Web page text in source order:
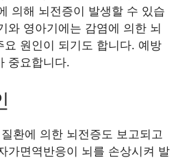
의해 뇌전증이 발생할 수 있습
와 영아기에는 감염에 의한 뇌
요 원인이 되기도 합니다. 예방
중요합니다.
환에 의한 뇌전증도 보고되고
가면역반응이 뇌를 손상시켜 발